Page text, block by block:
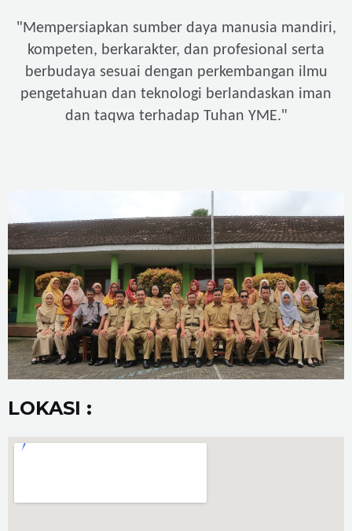
"Mempersiapkan sumber daya manusia mandiri,
kompeten, berkarakter, dan profesional serta
berbudaya sesuai dengan perkembangan ilmu
pengetahuan dan teknologi berlandaskan iman
dan taqwa terhadap Tuhan YME."
LOKASI :